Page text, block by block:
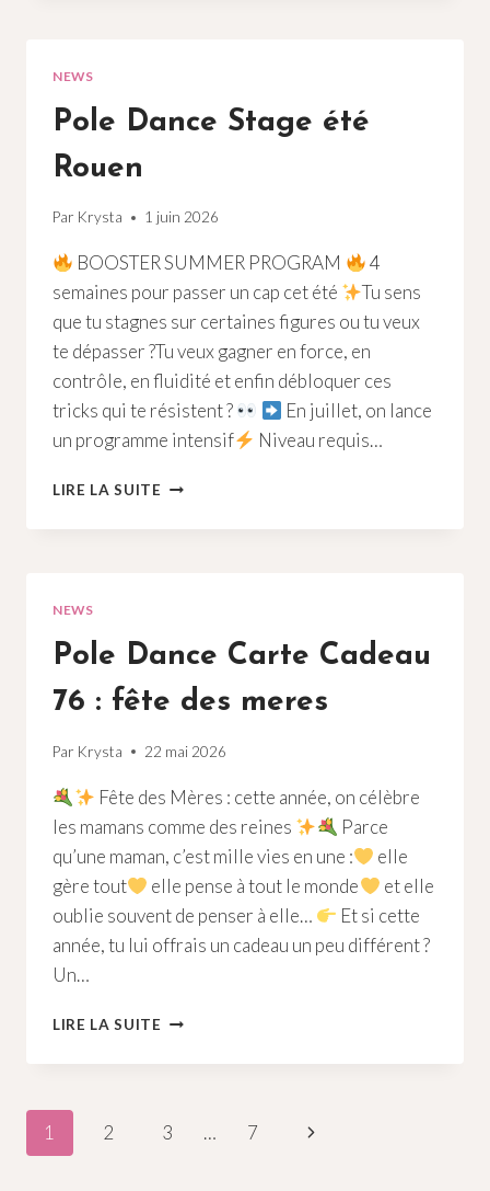
NEWS
Pole Dance Stage été
Rouen
Par Krysta 1 juin 2026
BOOSTER SUMMER PROGRAM
4
semaines pour passer un cap cet été
Tu sens
que tu stagnes sur certaines figures ou tu veux
te dépasser ?Tu veux gagner en force, en
contrôle, en fluidité et enfin débloquer ces
tricks qui te résistent ?
En juillet, on lance
un programme intensif
Niveau requis…
LIRE LA SUITE POLE
STAGE
NEWS
Pole Dance Carte Cadeau
76 : fête des meres
Par Krysta 22 mai 2026
Fête des Mères : cette année, on célèbre
les mamans comme des reines
Parce
qu’une maman, c’est mille vies en une :
elle
gère tout
elle pense à tout le monde
et elle
oublie souvent de penser à elle…
Et si cette
année, tu lui offrais un cadeau un peu différent ?
Un…
LIRE LA SUITE POLE
CARTE
:
Navigation
1 2 3 … 7
Page